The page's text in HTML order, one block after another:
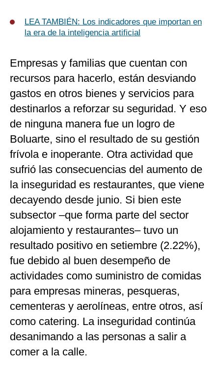
LEA TAMBIÉN: Los indicadores que importan en
la era de la inteligencia artificial
Empresas y familias que cuentan con
recursos para hacerlo, están desviando
gastos en otros bienes y servicios para
destinarlos a reforzar su seguridad. Y eso
de ninguna manera fue un logro de
Boluarte, sino el resultado de su gestión
frívola e inoperante. Otra actividad que
sufrió las consecuencias del aumento de
la inseguridad es restaurantes, que viene
decayendo desde junio. Si bien este
subsector –que forma parte del sector
alojamiento y restaurantes– tuvo un
resultado positivo en setiembre (2.22%),
fue debido al buen desempeño de
actividades como suministro de comidas
para empresas mineras, pesqueras,
cementeras y aerolíneas, entre otros, así
como catering. La inseguridad continúa
desanimando a las personas a salir a
comer a la calle.